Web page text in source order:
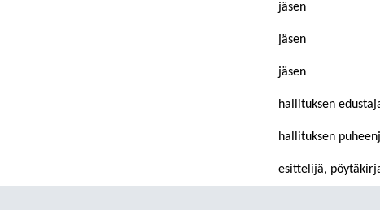
jäsen
jäsen
jäsen
hallituksen
hallituksen
esittelijä,